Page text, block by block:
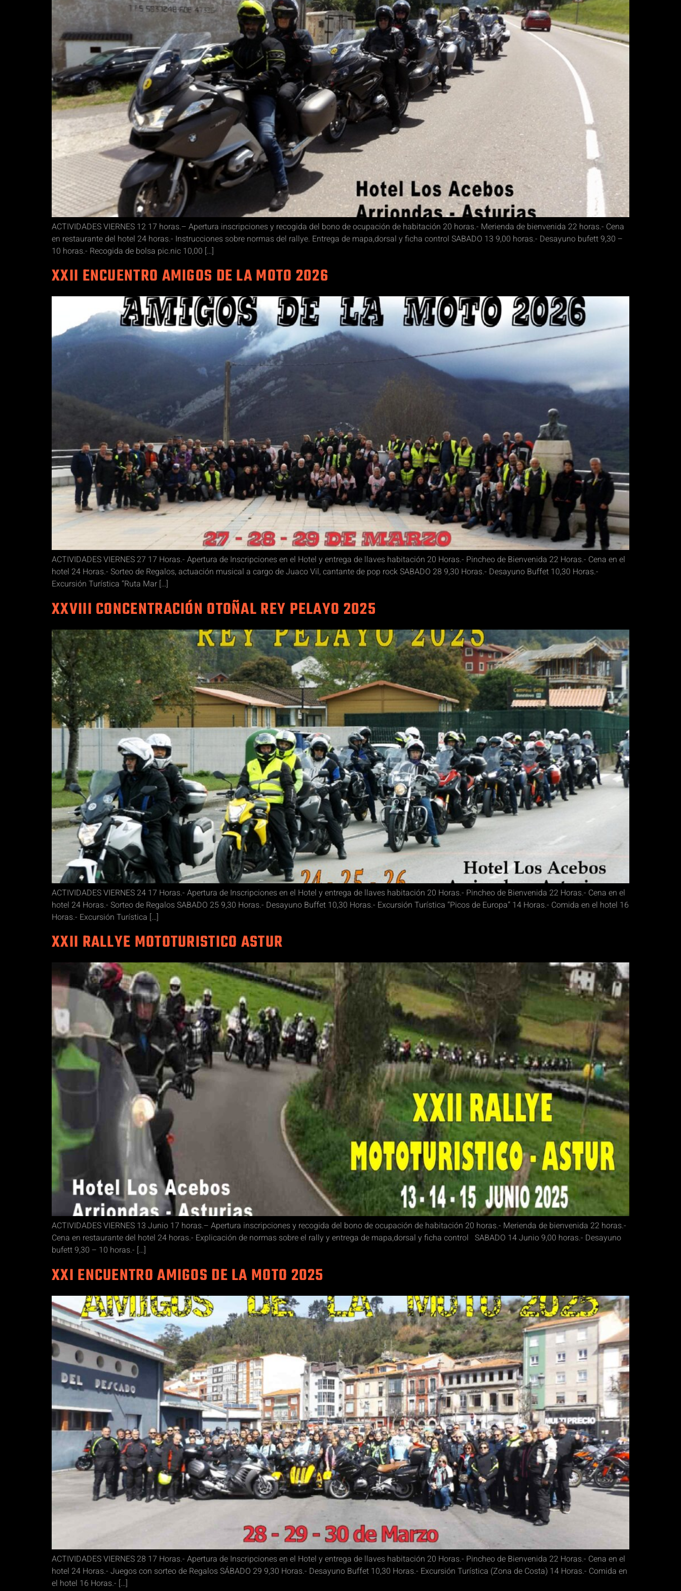
ACTIVIDADES VIERNES 12 17 horas.– Apertura inscripciones y recogida del bono de ocupación de habitación 20 horas.- Merienda de bienvenida 22 horas.- Cena
en restaurante del hotel 24 horas.- Instrucciones sobre normas del rallye. Entrega de mapa,dorsal y ficha control SABADO 13 9,00 horas.- Desayuno bufett 9,30 –
10 horas.- Recogida de bolsa pic.nic 10,00 […]
XXII ENCUENTRO AMIGOS DE LA MOTO 2026
ACTIVIDADES VIERNES 27 17 Horas.- Apertura de Inscripciones en el Hotel y entrega de llaves habitación 20 Horas.- Pincheo de Bienvenida 22 Horas.- Cena en el
hotel 24 Horas.- Sorteo de Regalos, actuación musical a cargo de Juaco Vil, cantante de pop rock SABADO 28 9,30 Horas.- Desayuno Buffet 10,30 Horas.-
Excursión Turística “Ruta Mar […]
XXVIII CONCENTRACIÓN OTOÑAL REY PELAYO 2025
ACTIVIDADES VIERNES 24 17 Horas.- Apertura de Inscripciones en el Hotel y entrega de llaves habitación 20 Horas.- Pincheo de Bienvenida 22 Horas.- Cena en el
hotel 24 Horas.- Sorteo de Regalos SABADO 25 9,30 Horas.- Desayuno Buffet 10,30 Horas.- Excursión Turística “Picos de Europa” 14 Horas.- Comida en el hotel 16
Horas.- Excursión Turística […]
XXII RALLYE MOTOTURISTICO ASTUR
ACTIVIDADES VIERNES 13 Junio 17 horas.– Apertura inscripciones y recogida del bono de ocupación de habitación 20 horas.- Merienda de bienvenida 22 horas.-
Cena en restaurante del hotel 24 horas.- Explicación de normas sobre el rally y entrega de mapa,dorsal y ficha control SABADO 14 Junio 9,00 horas.- Desayuno
bufett 9,30 – 10 horas.- […]
XXI ENCUENTRO AMIGOS DE LA MOTO 2025
ACTIVIDADES VIERNES 28 17 Horas.- Apertura de Inscripciones en el Hotel y entrega de llaves habitación 20 Horas.- Pincheo de Bienvenida 22 Horas.- Cena en el
hotel 24 Horas.- Juegos con sorteo de Regalos SÁBADO 29 9,30 Horas.- Desayuno Buffet 10,30 Horas.- Excursión Turística (Zona de Costa) 14 Horas.- Comida en
el hotel 16 Horas.- […]